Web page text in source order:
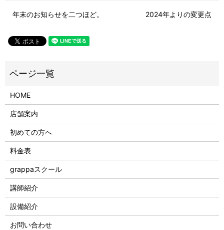
年末のお知らせを二つほど。 2024年よりの変更点
HOME
店舗案内
初めての方へ
料金表
grappaスクール
講師紹介
設備紹介
お問い合わせ